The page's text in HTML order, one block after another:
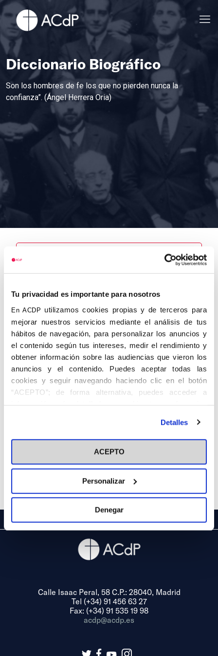
Tu privacidad es importante para nosotros
En ACDP utilizamos cookies propias y de terceros para
mejorar nuestros servicios mediante el análisis de tus
hábitos de navegación, para personalizar los anuncios y
el contenido según tus intereses, medir el rendimiento y
obtener información sobre las audiencias que vieron los
anuncios y el contenido. Puedes aceptar todas las
cookies y seguir navegando haciendo clic en el botón
“ACEPTO”; de forma alternativa, puedes acceder a
información más detallada y cambiar tus preferencias
en el botón "Personalizar". Para más información puedes
visitar nuestra Política de Cookies
Detalles
ACEPTO
Personalizar
Denegar
Diccionario Biográfico
Son los hombres de fe los que no pierden nunca la
confianza”. (Ángel Herrera Oria)
Gallego
Andreu,
Rafael
Autor
Centro de
adscripción
Fecha de
nacimiento
01/01/1920
Lugar de
Fecha de
defunción
Lugar de
defunción
Calle Isaac Peral, 58 C.P.: 28040, Madrid
Tel (+34) 91 456 63 27
Fax: (+34) 91 535 19 98
acdp@acdp.es